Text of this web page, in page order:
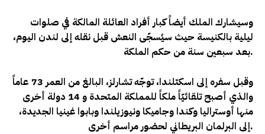
وسيشارك الملك أيضاً كبار أفراد العائلة المالكة في صلوات
ليلية بالكنيسة حيث سيُسجّى النعش قبل نقله إلى لندن اليوم،
بعد سبعين سنة من حكم الملكة.
وقبل سفره إلى اسكتلندا، توجّه تشارلز، البالغ من العمر 73 عاماً
والذي أصبح تلقائيّاً ملكاً للمملكة المتحدة و 14 دولة أخرى
منها أوستراليا وكندا وجاميكا ونيوزيلندا وبابوا غينيا الجديدة،
إلى البرلمان البريطاني لحضور مراسم أخرى.